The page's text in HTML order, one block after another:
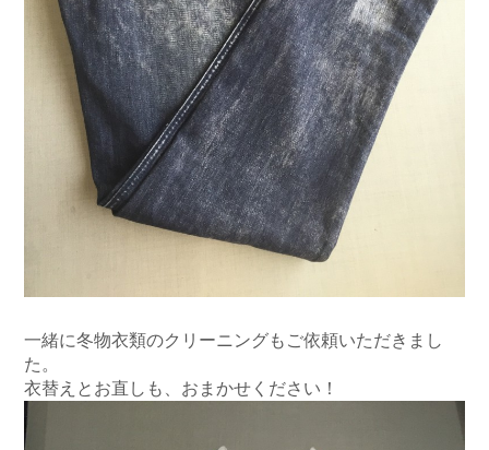
一緒に冬物衣類のクリーニングもご依頼いただきまし
た。
衣替えとお直しも、おまかせください！